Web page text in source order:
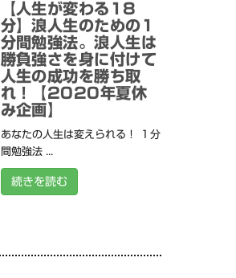
【人生が変わる18
分】浪人生のための1
分間勉強法。浪人生は
勝負強さを身に付けて
人生の成功を勝ち取
れ！【2020年夏休
み企画】
あなたの人生は変えられる！ １分
間勉強法 ...
続きを読む